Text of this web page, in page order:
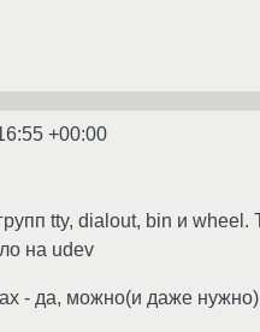
+00:00
tty, dialout, bin и
на udev
- да, можно(и даже нужно)